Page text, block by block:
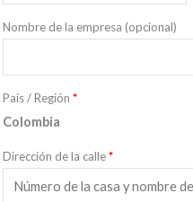
Nombre de la empresa (opcional)
País / Región *
Colombia
Dirección de la calle*